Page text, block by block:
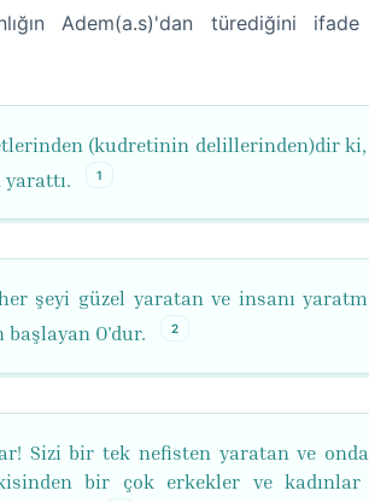
Adem(a.s)'dan türediğini ifade
(kudretinin delillerinden)dir
1
her şeyi güzel yaratan ve insanı
başlayan O'dur.
2
Sizi bir tek nefisten yaratan ve
bir çok erkekler ve kadınlar